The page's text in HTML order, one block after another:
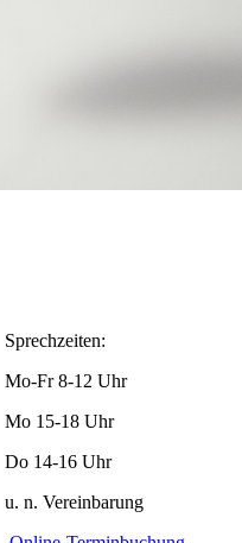
Sprechzeiten:
Mo-Fr 8-12 Uhr
Mo 15-18 Uhr
Do 14-16 Uhr
u. n. Vereinbarung